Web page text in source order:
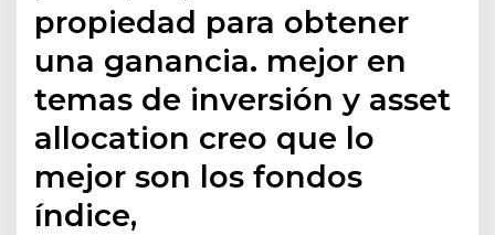
propiedad para obtener
una ganancia. mejor en
temas de inversión y asset
allocation creo que lo
mejor son los fondos
índice,